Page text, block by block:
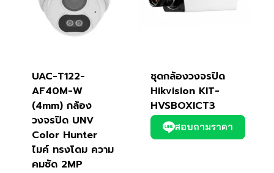
UAC-T122-
AF40M-W
(4mm) กล้อง
วงจรปิด UNV
Color Hunter
ไมค์ ทรงโดม ความ
คมชัด 2MP
ชุดกล้องวงจรปิด
Hikvision KIT-
HVSBOXICT3
สอบถามราคา